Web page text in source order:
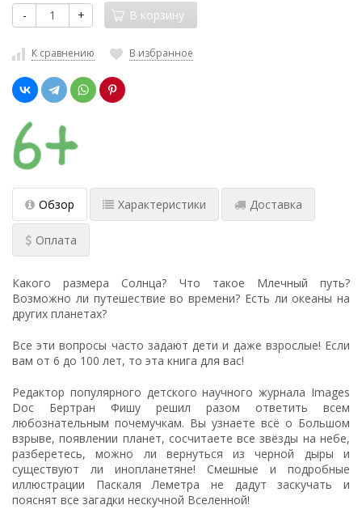
- + В корзину
К сравнению В избранное
Обзор Характеристики Доставка
Оплата
Какого размера Солнца? Что такое Млечный путь?
Возможно ли путешествие во времени? Есть ли океаны на
других планетах?
Все эти вопросы часто задают дети и даже взрослые! Если
вам от 6 до 100 лет, то эта книга для вас!
Редактор популярного детского научного журнала Images
Doc Бертран Фишу решил разом ответить всем
любознательным почемучкам. Вы узнаете всё о Большом
взрыве, появлении планет, сосчитаете все звёзды на небе,
разберетесь, можно ли вернуться из черной дыры и
существуют ли инопланетяне! Смешные и подробные
иллюстрации Паскаля Леметра не дадут заскучать и
пояснят все загадки нескучной Вселенной!